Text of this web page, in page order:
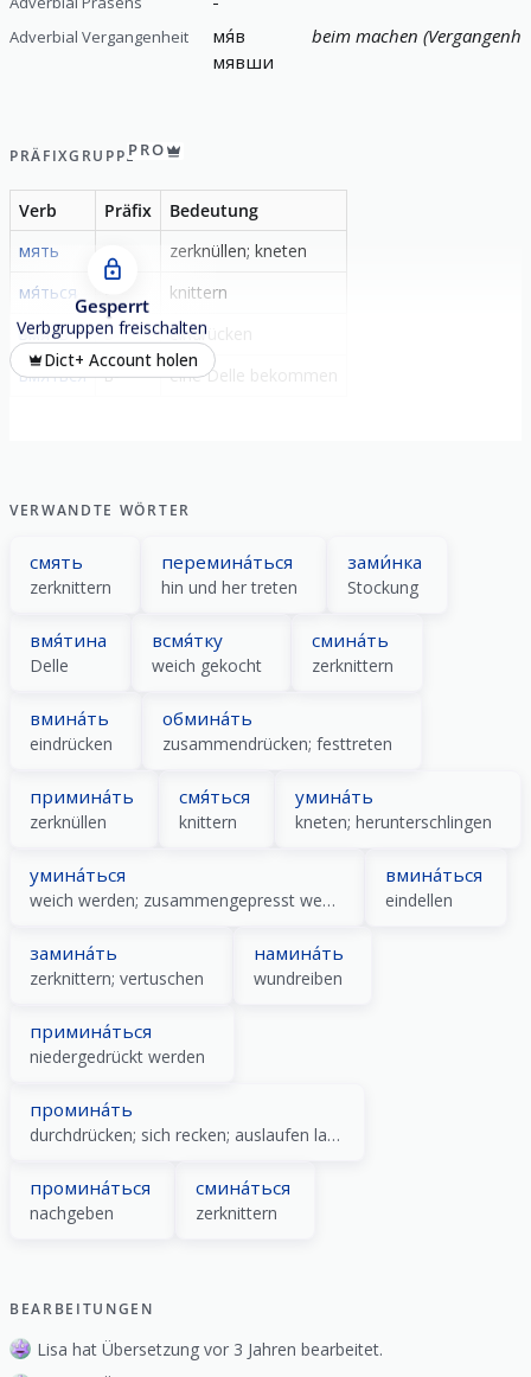
Adverbial Vergangenheit
мя́в
мявши
beim machen
PRÄFIXGRUPPEPRO
Verb Präfix
Bedeutung
мять
zerknüllen; kneten
мя́ться
knittern
вмять
в-
eindrücken
вмя́ться
в- eine Delle bekommen
Gesperrt
Verbgruppen freischalten
Dict+ Account holen
VERWANDTE WÖRTER
смять
zerknittern
перемина́ться
hin und her treten
зами́нка
Stockung
вмя́тина
Delle
всмя́тку
weich gekocht
смина́ть
zerknittern
вмина́ть
eindrücken
обмина́ть
zusammendrücken; festtreten
примина́ть
zerknüllen
смя́ться
knittern
умина́ть
kneten; herunterschlingen
умина́ться
weich werden; zusammengepresst werden
вмина́ться
eindellen
замина́ть
zerknittern; vertuschen
намина́ть
wundreiben
примина́ться
niedergedrückt werden
промина́ть
durchdrücken; sich recken; auslaufen lassen (Tiere)
промина́ться
nachgeben
смина́ться
zerknittern
BEARBEITUNGEN
Lisa hat Übersetzung vor 3 Jahren bearbeitet.